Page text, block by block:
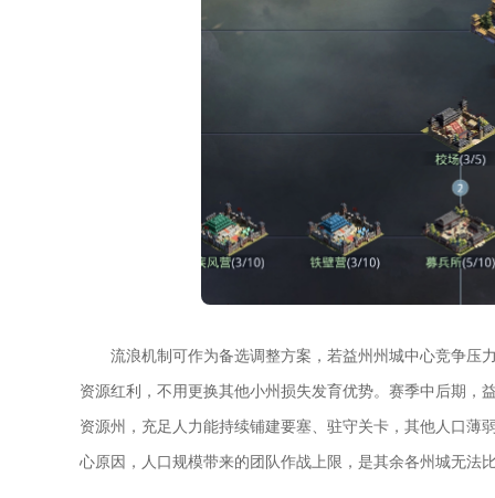
流浪机制可作为备选调整方案，若益州州城中心竞争压
资源红利，不用更换其他小州损失发育优势。赛季中后期
资源州，充足人力能持续铺建要塞、驻守关卡，其他人口
心原因，人口规模带来的团队作战上限，是其余各州城无法